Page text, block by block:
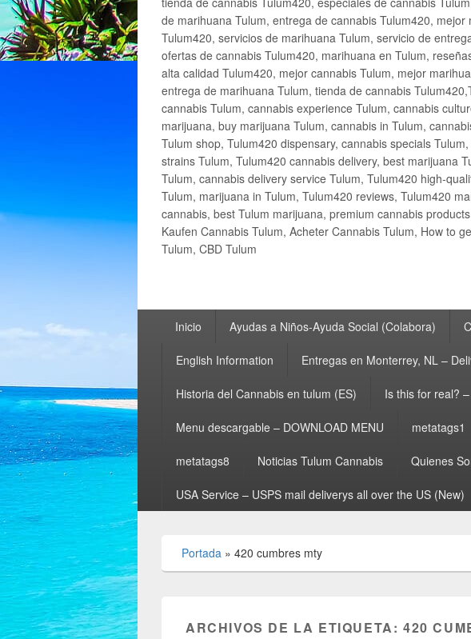
de marihuana Tulum, entrega de cannabis Tulum420,
Tulum420, servicios de marihuana Tulum, servicio de
ofertas de cannabis Tulum420, marihuana en Tulum,
alta calidad Tulum420, mejor cannabis Tulum, mejor
entrega de marihuana Tulum, tienda de cannabis
cannabis Tulum, cannabis experience Tulum, cannabis
marijuana, buy marijuana Tulum, cannabis in Tulum,
Tulum shop, Tulum420 dispensary, cannabis specials
strains Tulum, Tulum420 cannabis delivery, best marijuana
Tulum, cannabis delivery service Tulum, Tulum420 high-
Tulum, marijuana in Tulum, Tulum420 reviews, Tulum420
cannabis, best Tulum marijuana, premium cannabis
Kaufen Cannabis Tulum, Acheter Cannabis Tulum, How to
Tulum, CBD Tulum
principalInicio Ayudas a Niños-Ayuda Social (Colabora)
English Information Entregas en Monterrey, NL –
Historia del Cannabis en tulum (ES) Is this for real?
Menu descargable – DOWNLOAD MENU metatags1
metatags8 Noticias Tulum Cannabis Quienes
USA Service – USPS mail deliverys all over the US (New)
Portada » 420 cumbres mty
ARCHIVOS DE LA ETIQUETA:420